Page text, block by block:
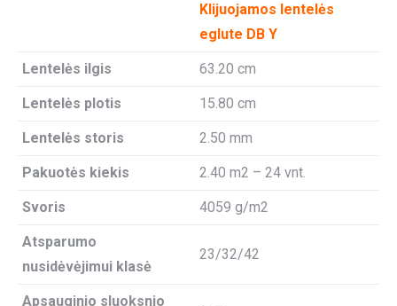
Klijuojamos lentelės
eglute DB Y
Lentelės ilgis 63.20 cm
Lentelės plotis 15.80 cm
Lentelės storis 2.50 mm
Pakuotės kiekis 2.40 m2 – 24 vnt.
Svoris 4059 g/m2
Atsparumo
nusidėvėjimui klasė
23/32/42
Apsauginio sluoksnio